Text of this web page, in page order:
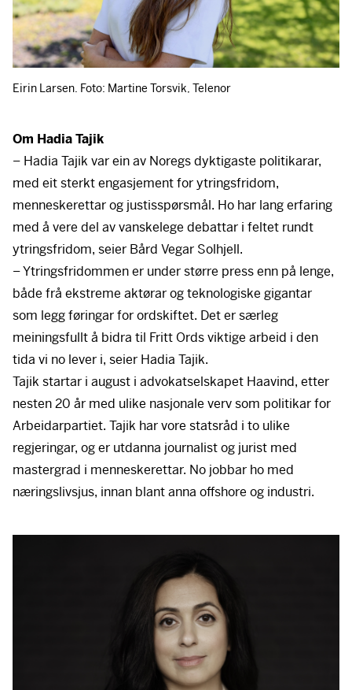
Eirin Larsen. Foto: Martine Torsvik, Telenor
Om Hadia Tajik
– Hadia Tajik var ein av Noregs dyktigaste politikarar,
med eit sterkt engasjement for ytringsfridom,
menneskerettar og justisspørsmål. Ho har lang erfaring
med å vere del av vanskelege debattar i feltet rundt
ytringsfridom, seier Bård Vegar Solhjell.
– Ytringsfridommen er under større press enn på lenge,
både frå ekstreme aktørar og teknologiske gigantar
som legg føringar for ordskiftet. Det er særleg
meiningsfullt å bidra til Fritt Ords viktige arbeid i den
tida vi no lever i, seier Hadia Tajik.
Tajik startar i august i advokatselskapet Haavind, etter
nesten 20 år med ulike nasjonale verv som politikar for
Arbeidarpartiet. Tajik har vore statsråd i to ulike
regjeringar, og er utdanna journalist og jurist med
mastergrad i menneskerettar. No jobbar ho med
næringslivsjus, innan blant anna offshore og industri.